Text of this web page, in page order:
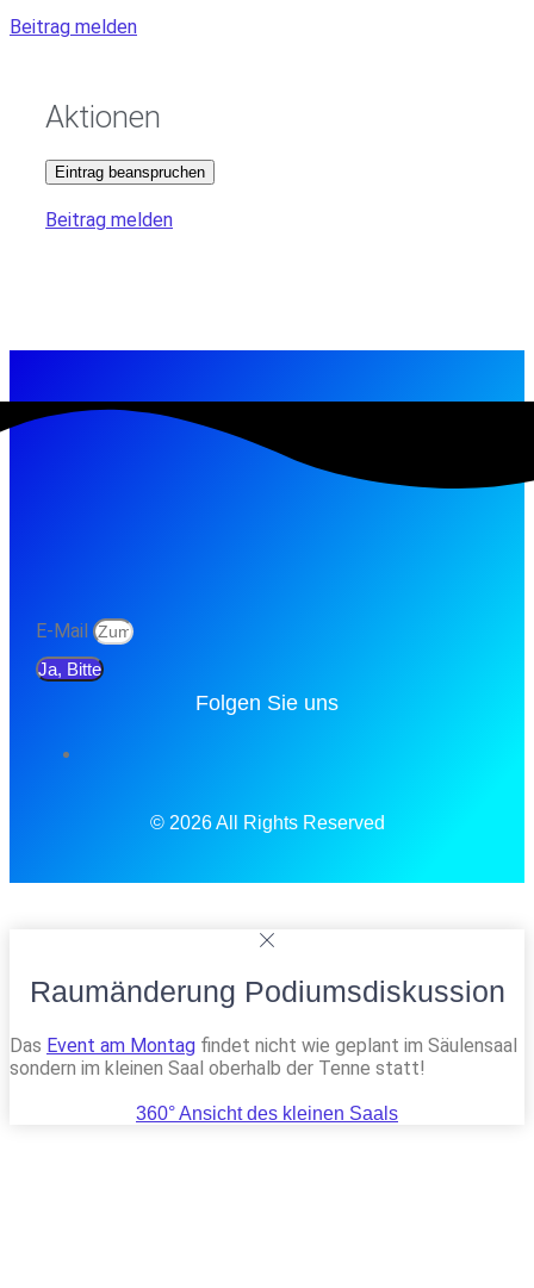
Beitrag melden
Aktionen
Eintrag beanspruchen
Beitrag melden
E-Mail
Ja, Bitte
Folgen Sie uns
© 2026 All Rights Reserved
Raumänderung Podiumsdiskussion
Das Event am Montag findet nicht wie geplant im Säulensaal
sondern im kleinen Saal oberhalb der Tenne statt!
360° Ansicht des kleinen Saals